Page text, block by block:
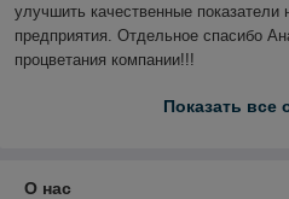
улучшить качественные
предприятия. Отдельное спасибо
процветания компании!!!
Показать все
О нас